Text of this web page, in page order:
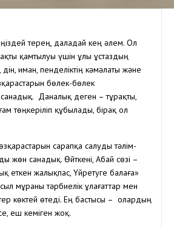
терең, даладай кең әлем. Ол
қамтылуы үшін ұлы ұстаздың
иман, пенделіктің кәмәлаты және
бөлек-бөлек
Даналық деген – тұрақты,
төңкеріліп құбылады, бірақ ол
сарапқа салуды тәлім-
жөн санадық. Өйткені, Абай сөзі –
еткен жалықпас, Үйретуге балаға»
мұраны тәрбиелік ұлағаттар мен
көктей өтеді. Ең бастысы – олардың
еш кеміген жоқ.